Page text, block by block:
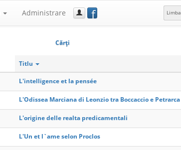
Administrare f Limba
Cărţi
Titlu
L'intelligence et la pensée
L'Odissea Marciana di Leonzio tra Boccaccio e Petrarca
L'origine delle realta predicamentali
L'Un et l`ame selon Proclos